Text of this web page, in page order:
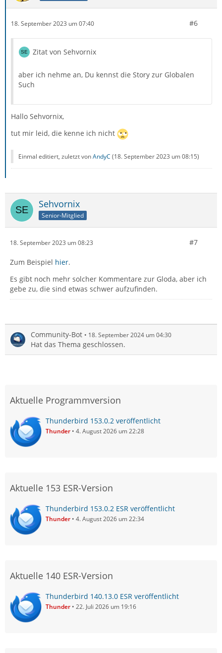
18. September 2023 um 07:40 #6
Zitat von Sehvornix
aber ich nehme an, Du kennst die Story zur Globalen
Such
Hallo Sehvornix,
tut mir leid, die kenne ich nicht
Einmal editiert, zuletzt vonAndyC (18. September 2023 um 08:15)
Sehvornix
Senior-Mitglied
18. September 2023 um 08:23 #7
Zum Beispiel hier.
Es gibt noch mehr solcher Kommentare zur Gloda, aber ich
gebe zu, die sind etwas schwer aufzufinden.
Community-Bot 18. September 2024 um 04:30
Hat das Thema geschlossen.
Aktuelle Programmversion
Thunderbird 153.0.2 veröffentlicht
Thunder 4. August 2026 um 22:28
Aktuelle 153 ESR-Version
Thunderbird 153.0.2 ESR veröffentlicht
Thunder 4. August 2026 um 22:34
Aktuelle 140 ESR-Version
Thunderbird 140.13.0 ESR veröffentlicht
Thunder 22. Juli 2026 um 19:16